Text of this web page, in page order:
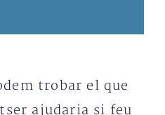
trobar el que
ajudaria si feu